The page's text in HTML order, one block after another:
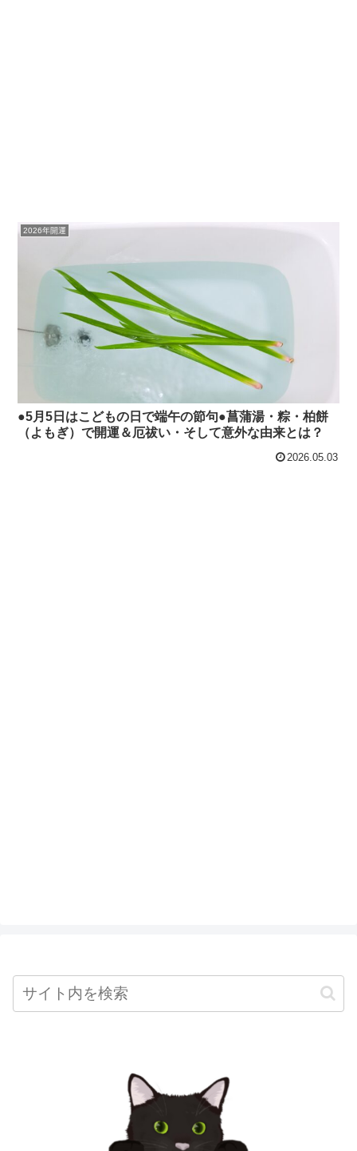
2026年開運
●5月5日はこどもの日で端午の節句●菖蒲湯・粽・柏餅
（よもぎ）で開運＆厄祓い・そして意外な由来とは？
2026.05.03